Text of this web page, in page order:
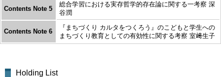
Contents Note 5
総合学習における実存哲学的存在論に関する一考察 深
谷潤
Contents Note 6
『まちづくり カルタをつくろう』のこどもと学生への
まちづくり教育としての有効性に関する考察 室﨑生子
Holding List